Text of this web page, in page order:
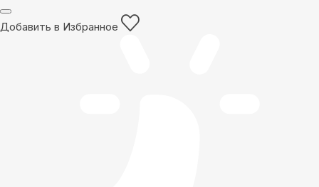
Добавить в Избранное